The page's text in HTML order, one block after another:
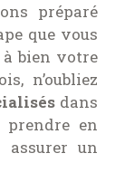
préparé
que vous
bien votre
n’oubliez
dans
prendre en
assurer un